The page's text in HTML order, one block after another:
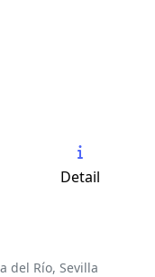
Detail
del Río, Sevilla